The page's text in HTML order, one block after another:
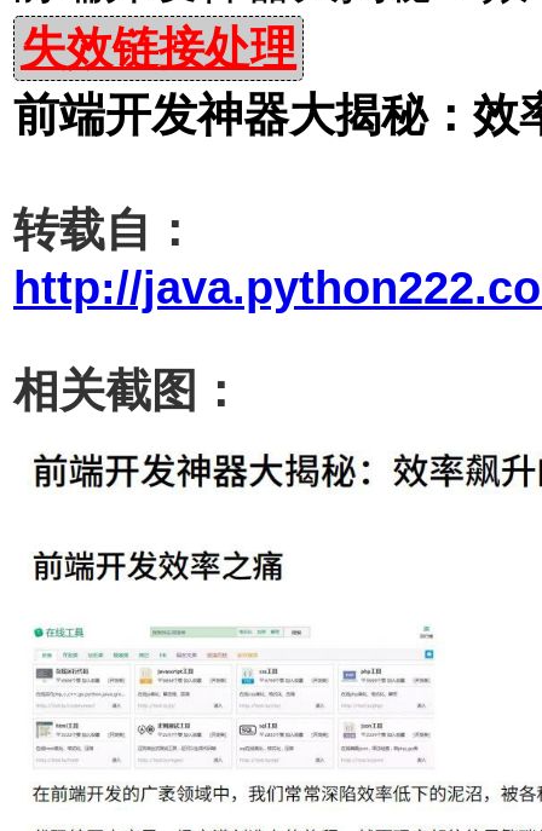
失效链接处理
前端开发神器大揭秘：效
转载自：
http://
相关截图：